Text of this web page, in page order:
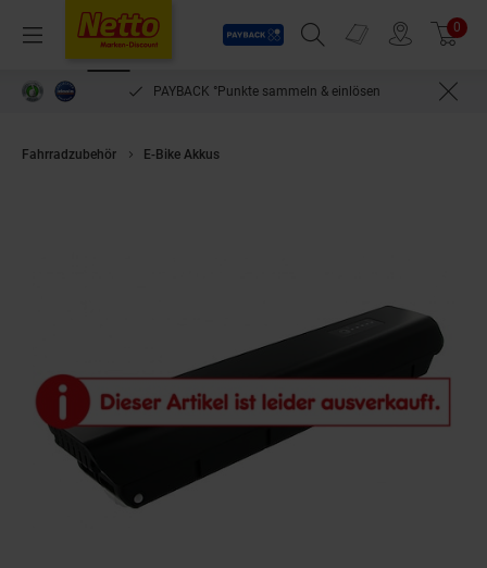
Menü
Payback
Suchfeld einblenden
Prospekte 0
PAYBACK °Punkte sammeln & einlösen
Fahrradzubehör E-Bike Akkus